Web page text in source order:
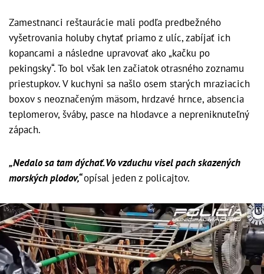
Zamestnanci reštaurácie mali podľa predbežného
vyšetrovania holuby chytať priamo z ulíc, zabíjať ich
kopancami a následne upravovať ako „kačku po
pekingsky“. To bol však len začiatok otrasného zoznamu
priestupkov. V kuchyni sa našlo osem starých mraziacich
boxov s neoznačeným mäsom, hrdzavé hrnce, absencia
teplomerov, šváby, pasce na hlodavce a nepreniknuteľný
zápach.
„Nedalo sa tam dýchať. Vo vzduchu visel pach skazených
morských plodov,“opísal jeden z policajtov.